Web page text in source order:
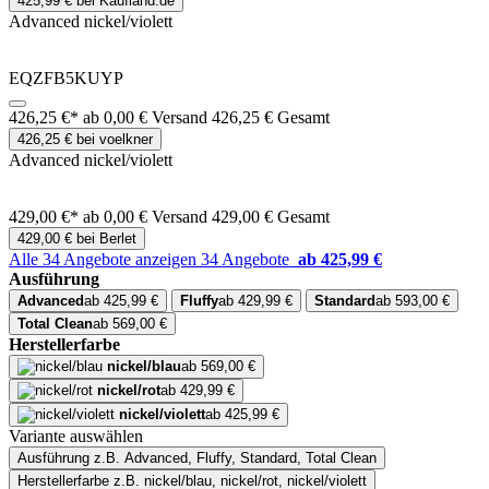
Advanced nickel/violett
EQZFB5KUYP
426,25 €* ab 0,00 € Versand 426,25 € Gesamt
426,25 € bei voelkner
Advanced nickel/violett
429,00 €* ab 0,00 € Versand 429,00 € Gesamt
429,00 € bei Berlet
Alle 34 Angebote anzeigen 34 Angebote ab 425,99 €
Ausführung
Advancedab 425,99 € Fluffyab 429,99 € Standardab 593,00 €
Total Cleanab 569,00 €
Herstellerfarbe
nickel/blauab 569,00 €
nickel/rotab 429,99 €
nickel/violettab 425,99 €
Variante auswählen
Ausführung z.B. Advanced, Fluffy, Standard, Total Clean
Herstellerfarbe z.B. nickel/blau, nickel/rot, nickel/violett